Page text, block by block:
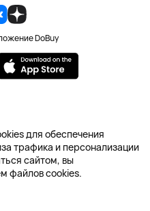
DoBuy
права защищены
данных
соглашение
– NetLab
для обеспечения
трафика и персонализации
сайтом, вы
файлов cookies.